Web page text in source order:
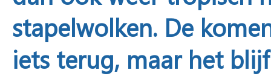
stapelwolken. De
iets terug, maar het